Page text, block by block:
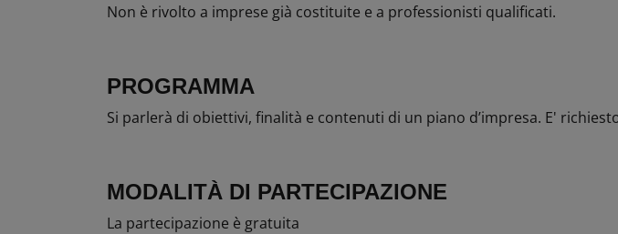
Non è rivolto a imprese già costituite e a professionisti qualificati.
PROGRAMMA
Si parlerà di obiettivi, finalità e contenuti di un piano d’impresa. E'
MODALITÀ DI PARTECIPAZIONE
La partecipazione è gratuita